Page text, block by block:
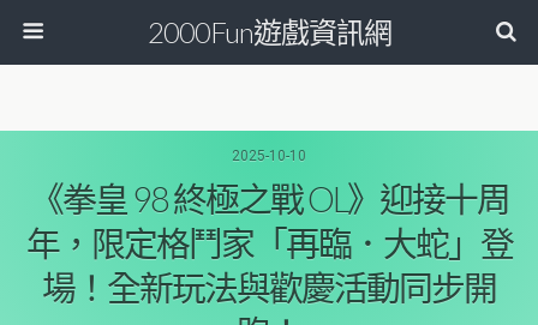
2000Fun遊戲資訊網
2025-10-10
《拳皇 98 終極之戰 OL》迎接十周
年，限定格鬥家「再臨．大蛇」登
場！全新玩法與歡慶活動同步開